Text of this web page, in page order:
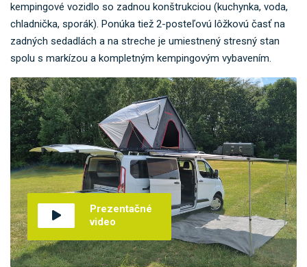
kempingové vozidlo so zadnou konštrukciou (kuchynka, voda,
chladnička, sporák). Ponúka tiež 2-posteľovú lôžkovú časť na
zadných sedadlách a na streche je umiestnený stresný stan
spolu s markízou a kompletným kempingovým vybavením.
Prezentačné
video